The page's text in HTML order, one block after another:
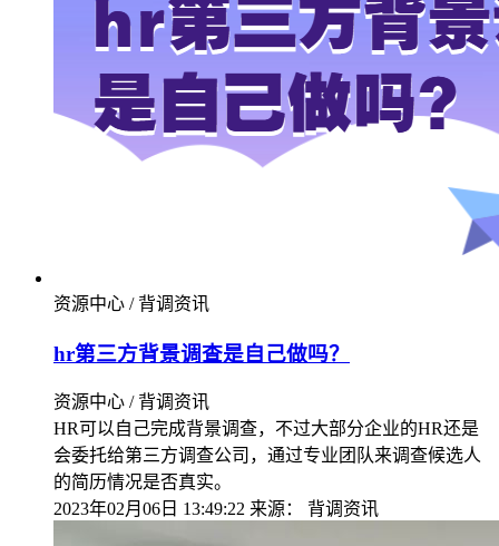
资源中心 / 背调资讯
hr第三方背景调查是自己做吗？
资源中心 / 背调资讯
HR可以自己完成背景调查，不过大部分企业的HR还是
会委托给第三方调查公司，通过专业团队来调查候选人
的简历情况是否真实。
2023年02月06日 13:49:22 来源： 背调资讯